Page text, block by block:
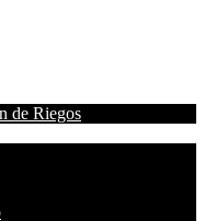
de Riegos